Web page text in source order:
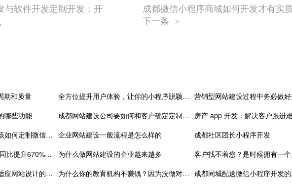
与软件开发定制开发：开
成都微信小程序商城如何开发才有实
下一条 >
期和质量 全方位提升用户体验，让你的小程序脱颖而出
哪些功能
成都网站建设公司要如何和客户确定定制网站的要求？
成都小程序开发：企业应该如何定制微信小程序？ 企业网站建设一般流程是怎么样的
成都社区团长小程序开发
成都购物百货小程序GMV同比提升670%，日活4亿的小程序是如何做到的？
为什么做网站建设的企业越来越多
成都响应式网站设计和自适应网站设计的区别？
为什么你的教育机构不赚钱？因为没做对知识付费系统开发！